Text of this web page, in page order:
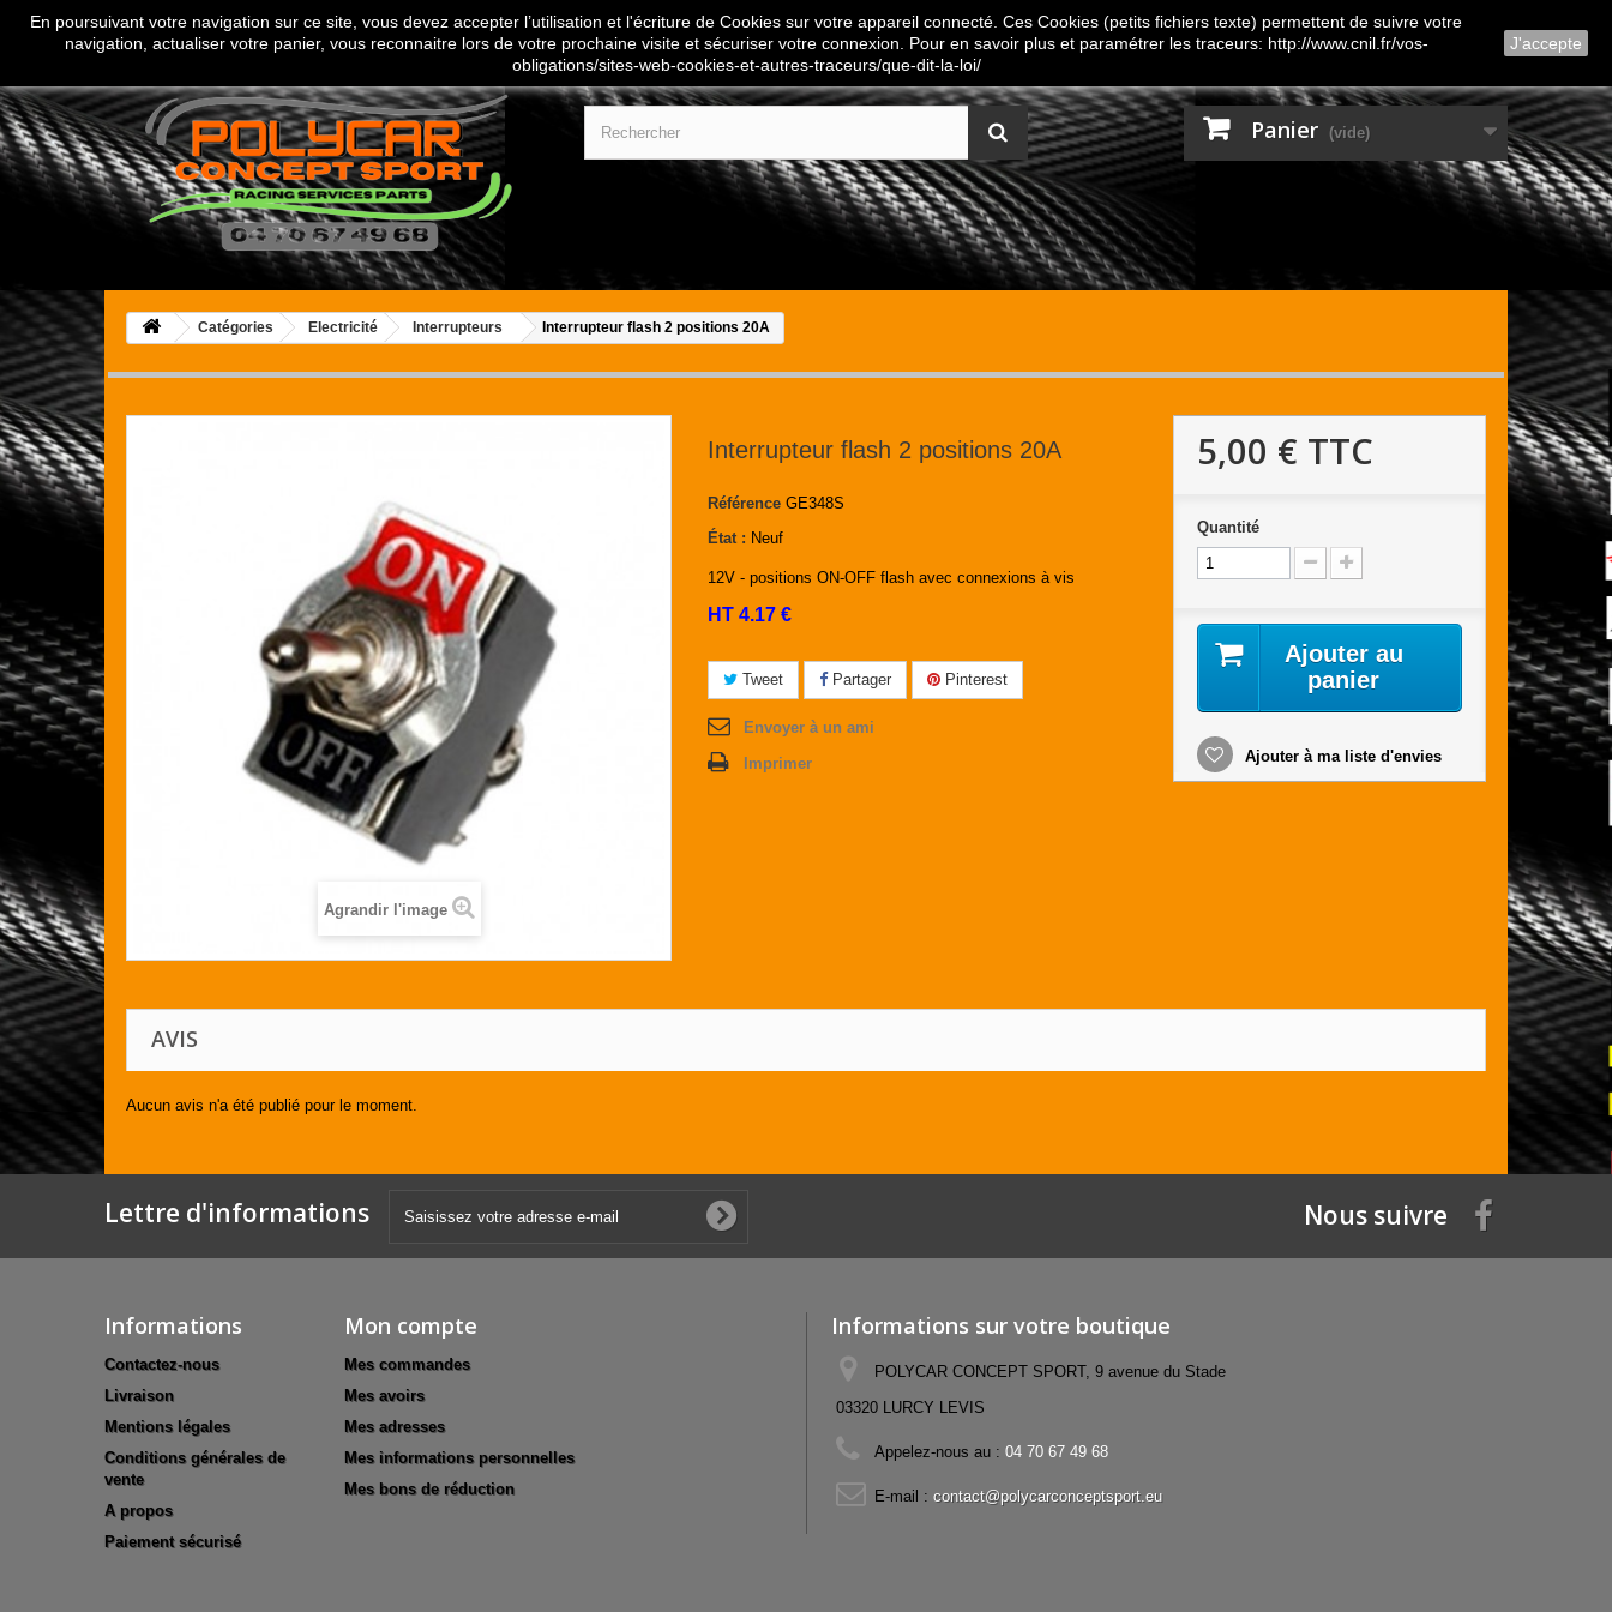
Connexion
Contactez-nous
Appelez-nous au :04 70 67 49 68
Panier (vide)
Catégories Electricité Interrupteurs Interrupteur flash 2 positions 20A
Agrandir l'image
Interrupteur flash 2 positions 20A
Référence GE348S
État : Neuf
12V - positions ON-OFF flash avec connexions à vis
HT 4.17 €
Tweet Partager Pinterest
Envoyer à un ami
Imprimer
5,00 € TTC
Quantité
Ajouter au
panier
Ajouter à ma liste d'envies
AVIS
Aucun avis n'a été publié pour le moment.
Lettre d'informations Nous suivre
Informations
Contactez-nous
Livraison
Mentions légales
Conditions générales de
vente
A propos
Paiement sécurisé
Mon compte
Mes commandes
Mes avoirs
Mes adresses
Mes informations personnelles
Mes bons de réduction
Informations sur votre boutique
POLYCAR CONCEPT SPORT, 9 avenue du Stade
03320 LURCY LEVIS
Appelez-nous au : 04 70 67 49 68
E-mail : contact@polycarconceptsport.eu
En poursuivant votre navigation sur ce site, vous devez accepter l’utilisation et l'écriture de Cookies sur votre appareil connecté. Ces Cookies (petits fichiers texte) permettent de suivre votre
navigation, actualiser votre panier, vous reconnaitre lors de votre prochaine visite et sécuriser votre connexion. Pour en savoir plus et paramétrer les traceurs: http://www.cnil.fr/vos-
obligations/sites-web-cookies-et-autres-traceurs/que-dit-la-loi/
J'accepte